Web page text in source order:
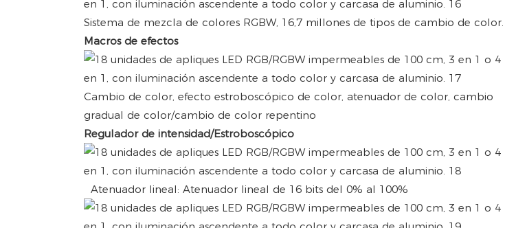
Sistema de mezcla de colores RGBW, 16,7 millones de tipos de cambio de color.
Macros de efectos
Cambio de color, efecto estroboscópico de color, atenuador de color, cambio
gradual de color/cambio de color repentino
Regulador de intensidad/Estroboscópico
Atenuador lineal: Atenuador lineal de 16 bits del 0% al 100%